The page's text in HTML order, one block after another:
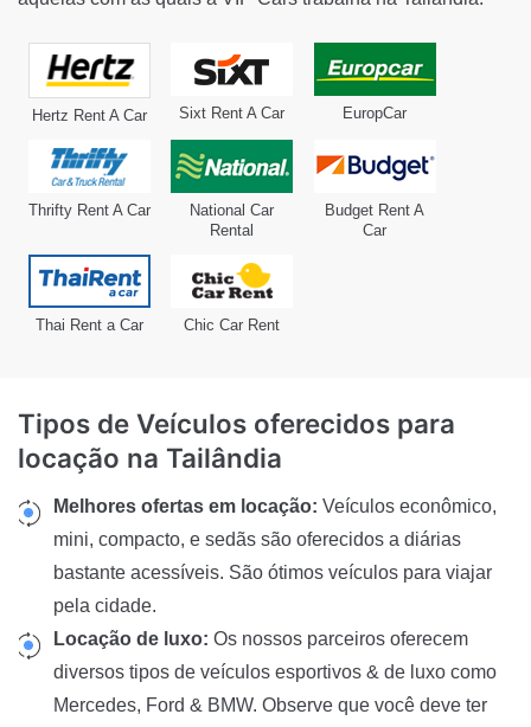
Hertz Rent A Car Sixt Rent A Car EuropCar
Thrifty Rent A Car
National Car
Rental
Budget Rent A
Car
Thai Rent a Car Chic Car Rent
Tipos de Veículos oferecidos para
locação na Tailândia
Melhores ofertas em locação: Veículos econômico,
mini, compacto, e sedãs são oferecidos a diárias
bastante acessíveis. São ótimos veículos para viajar
pela cidade.
Locação de luxo: Os nossos parceiros oferecem
diversos tipos de veículos esportivos & de luxo como
Mercedes, Ford & BMW. Observe que você deve ter